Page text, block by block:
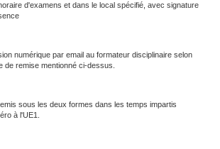
d'examens et dans le local spécifié, avec signature
numérique par email au formateur disciplinaire selon
de remise mentionné ci-dessus.
sous les deux formes dans les temps impartis
à l'UE1.